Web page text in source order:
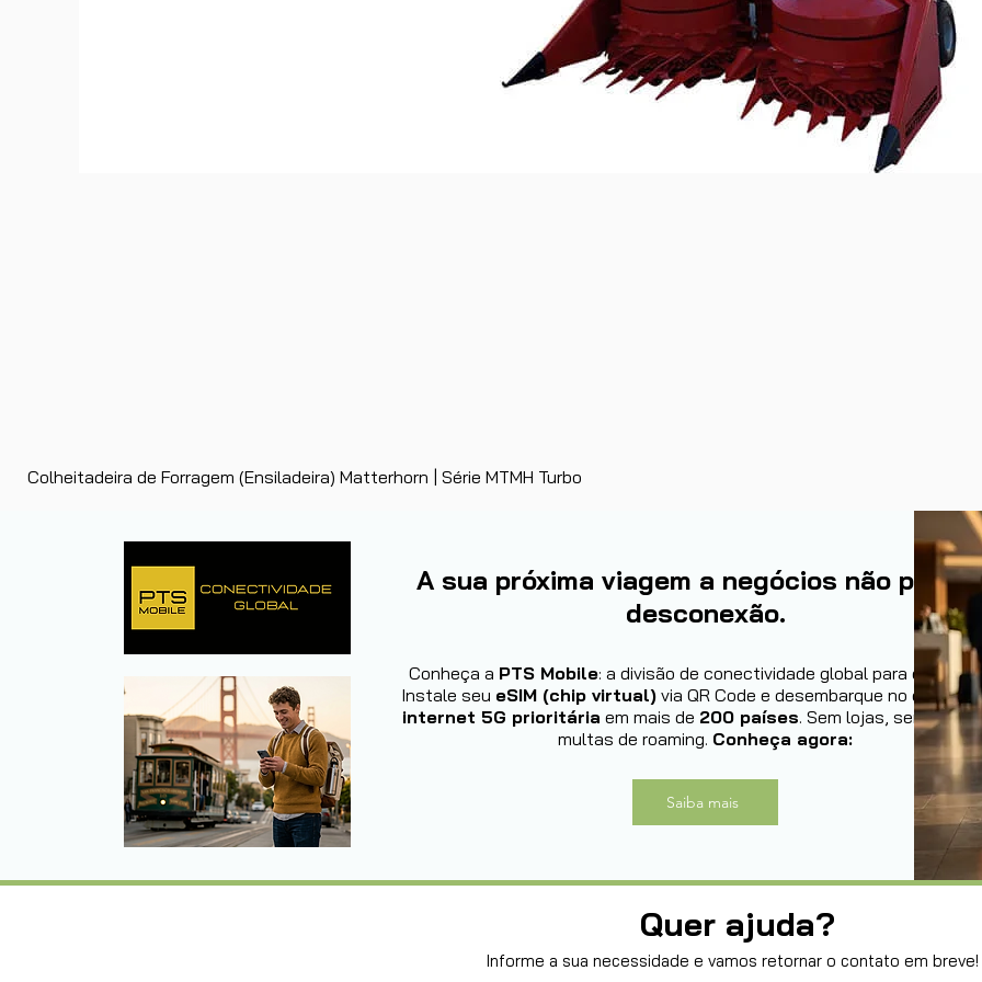
Colheitadeira de Forragem (Ensiladeira) Matterhorn | Série MTMH Turbo
A sua próxima viagem a negócios não
desconexão.
Conheça a PTS Mobile: a divisão de conectividade global para
Instale seu eSIM (chip virtual)via QR Code e desembarque no exterior
internet 5G prioritária em mais de 200 países. Sem lojas, sem filas,
multas de roaming. Conheça agora:
Saiba mais
Quer ajuda?
Informe a sua necessidade e vamos retornar o contato em breve!